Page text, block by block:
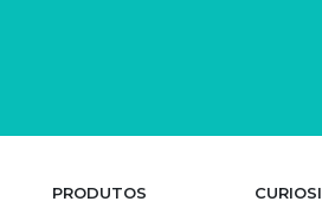
PRODUTOS